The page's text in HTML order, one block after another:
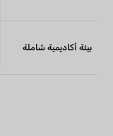
بيئة أكاديمية شاملة